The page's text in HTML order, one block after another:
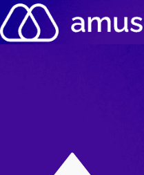
Przejdź
do
treści